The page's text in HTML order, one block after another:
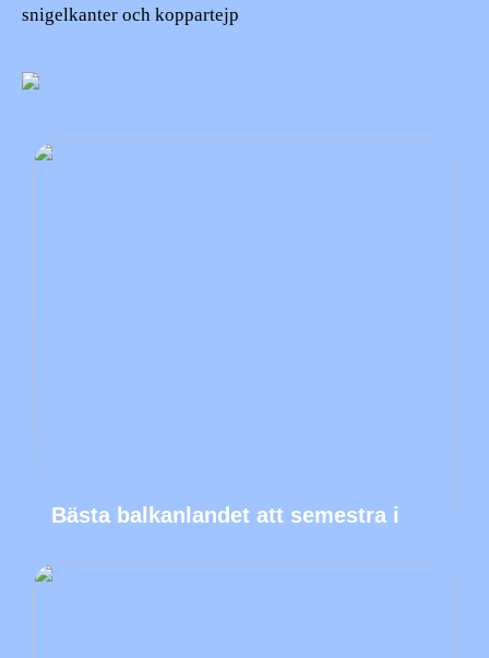
snigelkanter och koppartejp
Bästa balkanlandet att semestra i